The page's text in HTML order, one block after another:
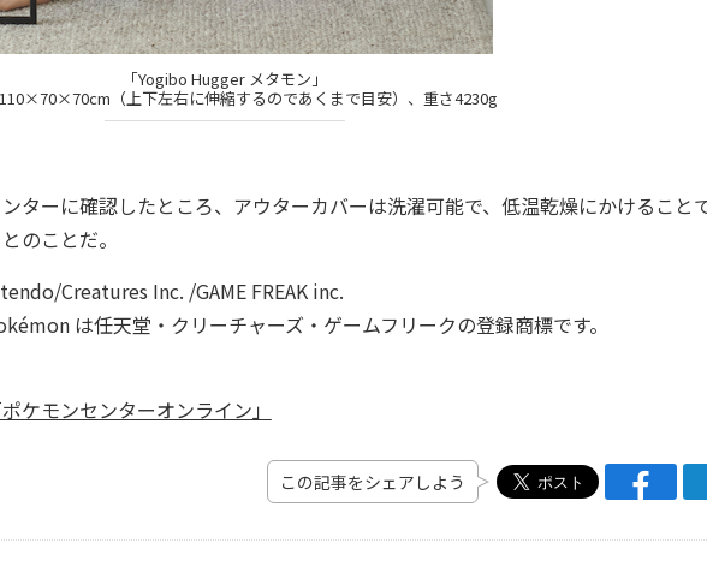
「Yogibo Hugger メタモン」
（上下左右に伸縮するのであくまで目安）、重さ4230g
ターに確認したところ、アウターカバーは洗濯可能で、低温乾燥にかけること
のことだ。
Creatures Inc. /GAME FREAK inc.
は任天堂・クリーチャーズ・ゲームフリークの登録商標です。
ケモンセンターオンライン」
この記事をシェアしよう